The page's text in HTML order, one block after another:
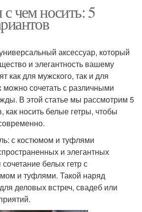
чем носить: 5
аксессуар, который
и элегантность вашему
как для мужского, так и для
можно сочетать с различными
В этой статье мы рассмотрим 5
как носить белые гетры, чтобы
с костюмом и туфлями
и элегантных
белых гетр с
и туфлями. Такой наряд
деловых встреч, свадеб или